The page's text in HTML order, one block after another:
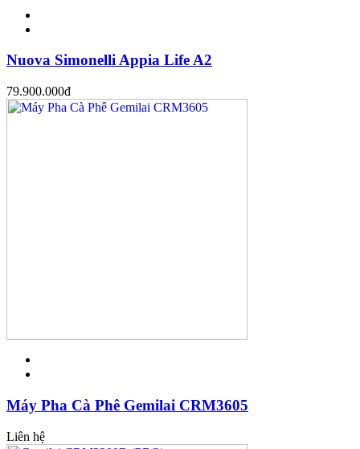
Nuova Simonelli Appia Life A2
79.900.000đ
Máy Pha Cà Phê Gemilai CRM3605
Liên hệ